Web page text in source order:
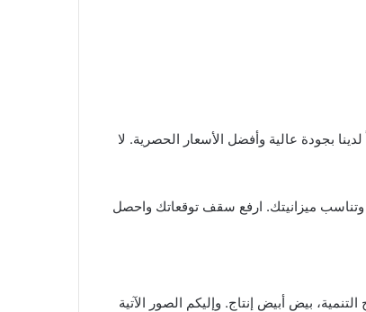
الآن المنتجات الأكثر مبيعاً لدينا بجودة عالية وأفضل الأسعار الحصرية. لا
وتناسب ميزانيتك. ارفع سقف توقعاتك واحصل
بيض أبيض إنتاج. وإليكم الصور الآتية